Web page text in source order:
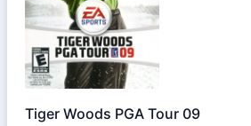
Tiger Woods PGA Tour 09